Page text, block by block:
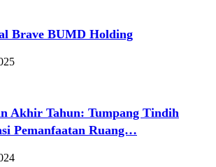
Brave BUMD Holding
Akhir Tahun: Tumpang Tindih
Pemanfaatan Ruang…